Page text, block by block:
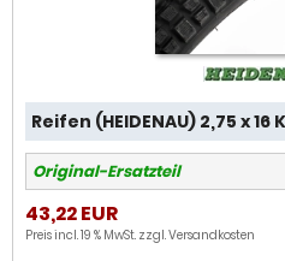
Reifen (HEIDENAU) 2,75 x
Original-Ersatzteil
43,22 EUR
Preis incl. 19 % MwSt. zzgl.Versandkosten